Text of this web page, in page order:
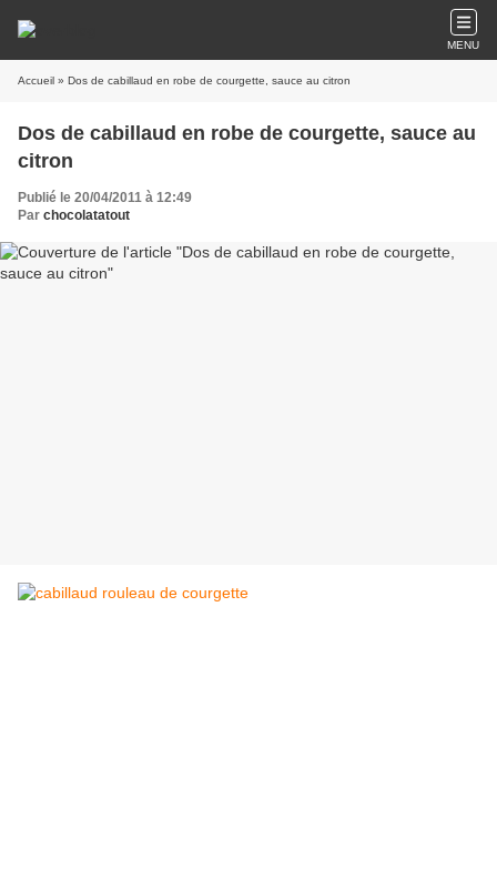
MENU
Accueil » Dos de cabillaud en robe de courgette, sauce au citron
Dos de cabillaud en robe de courgette, sauce au
citron
Publié le 20/04/2011 à 12:49
Par chocolatatout